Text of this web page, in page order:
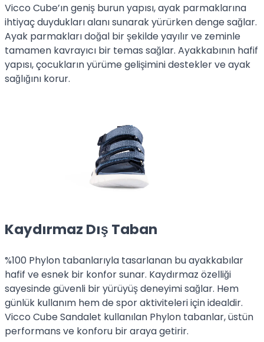
Vicco Cube’ın geniş burun yapısı, ayak parmaklarına
ihtiyaç duydukları alanı sunarak yürürken denge sağlar.
Ayak parmakları doğal bir şekilde yayılır ve zeminle
tamamen kavrayıcı bir temas sağlar. Ayakkabının hafif
yapısı, çocukların yürüme gelişimini destekler ve ayak
sağlığını korur.
Kaydırmaz Dış Taban
%100 Phylon tabanlarıyla tasarlanan bu ayakkabılar
hafif ve esnek bir konfor sunar. Kaydırmaz özelliği
sayesinde güvenli bir yürüyüş deneyimi sağlar. Hem
günlük kullanım hem de spor aktiviteleri için idealdir.
Vicco Cube Sandalet kullanılan Phylon tabanlar, üstün
performans ve konforu bir araya getirir.